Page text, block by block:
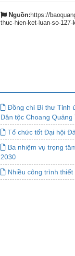
Nguồn: https://
thuc-hien-ket-luan-so-127-
Đồng chí Bí thư Tỉnh
Dân tộc Choang Quảng
Tổ chức tốt Đại hội
Ba nhiệm vụ trọng
2030
Nhiều công trình